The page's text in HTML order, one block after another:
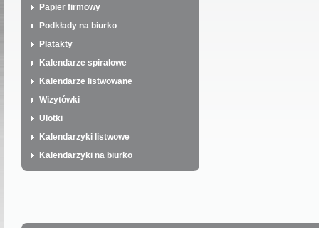
Papier firmowy
Podkłady na biurko
Platakty
Kalendarze spiralowe
Kalendarze listwowane
Wizytówki
Ulotki
Kalendarzyki listwowe
Kalendarzyki na biurko